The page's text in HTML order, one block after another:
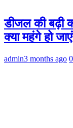
डीजल की बढ़ी
क्या महंगे हो
admin3 months ago 0